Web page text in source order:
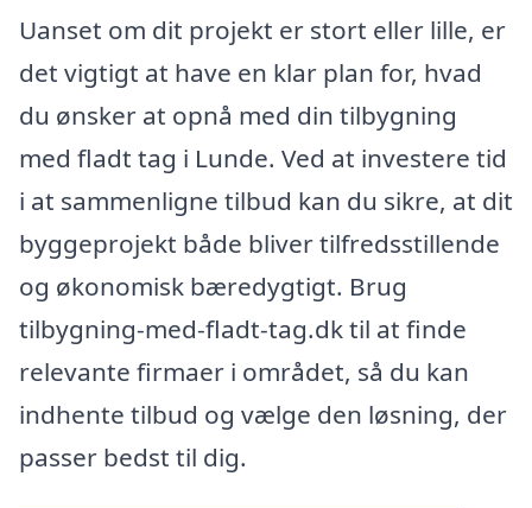
Uanset om dit projekt er stort eller lille, er
det vigtigt at have en klar plan for, hvad
du ønsker at opnå med din tilbygning
med fladt tag i Lunde. Ved at investere tid
i at sammenligne tilbud kan du sikre, at dit
byggeprojekt både bliver tilfredsstillende
og økonomisk bæredygtigt. Brug
tilbygning-med-fladt-tag.dk til at finde
relevante firmaer i området, så du kan
indhente tilbud og vælge den løsning, der
passer bedst til dig.